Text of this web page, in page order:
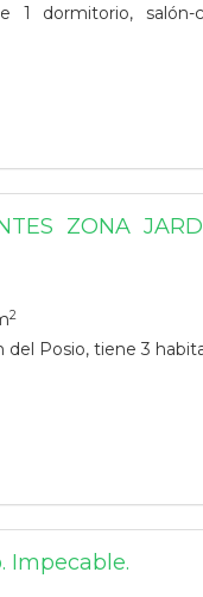
1 dormitorio,
ZONA
2
del Posio, tiene 3
Impecable.